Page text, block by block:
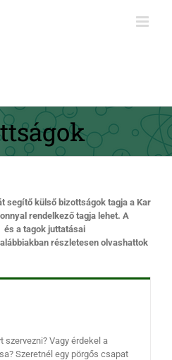
segítő külső bizottságok tagja a Kar
rendelkező tagja lehet. A
a tagok juttatásai
részletesen olvashattok
szervezni? Vagy érdekel a
Szeretnél egy pörgős csapat